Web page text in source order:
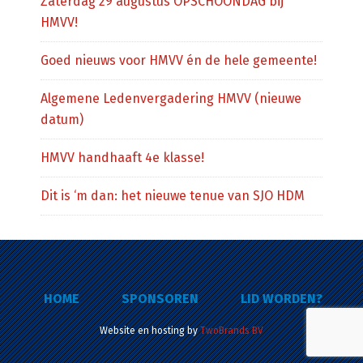
HMVV!
Goed nieuws voor HMVV én de hele gemeente!
Algemene Ledenvergadering HMVV (nieuwe
datum)
HMVV handhaaft 4e klasse!
Dit is ‘m dan: het nieuwe tenue van SJO HDM
HOME SPONSOREN LID WORDEN?
Website en hosting byTwoBrands BV